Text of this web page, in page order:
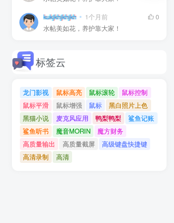
kukjkhjkhjkh 1个月前
0
水帖美如花，养护靠大家！
标签云
龙门影视 鼠标高亮 鼠标滚轮
鼠标控制
鼠标平滑
鼠标增强 鼠标
黑白照片上色
黑猫小说
麦克风应用 鸭梨鸭梨
鲨鱼记账
鲨鱼听书
魔音MORIN
魔方财务
高质量输出
高质量截屏
高级键盘快捷键
高清录制
高清